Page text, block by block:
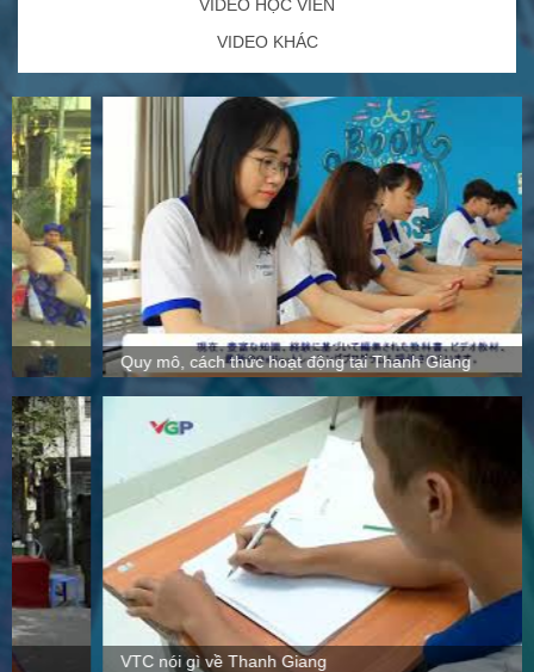
VIDEO HỌC VIÊN
VIDEO KHÁC
Quy mô, cách thức hoạt động tại Thanh Giang
VTC nói gì về Thanh Giang